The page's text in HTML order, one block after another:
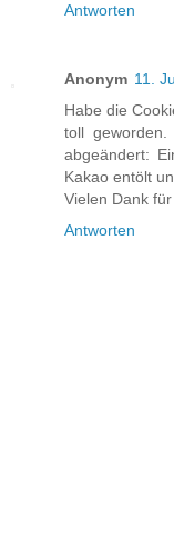
Antworten
Anonym 11.
Habe die
toll
abgeändert:
Kakao entölt
Vielen Dank
Antworten